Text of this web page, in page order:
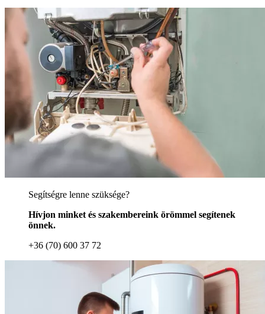
Segítségre lenne szüksége?
Hívjon minket és szakembereink örömmel segítenek
önnek.
+36 (70) 600 37 72